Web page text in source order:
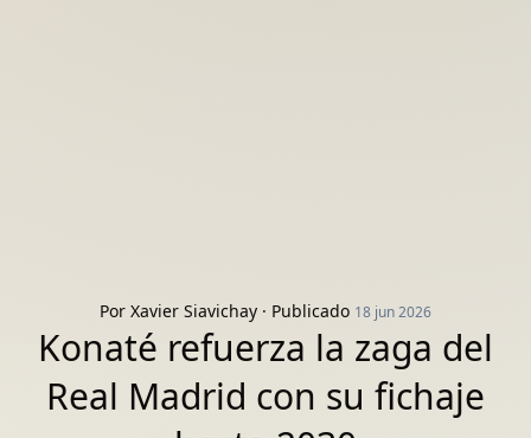
Por Xavier Siavichay · Publicado 18 jun 2026
Konaté refuerza la zaga del
Real Madrid con su fichaje